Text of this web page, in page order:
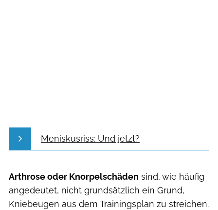
Meniskusriss: Und jetzt?
Arthrose oder Knorpelschäden sind, wie häufig
angedeutet, nicht grundsätzlich ein Grund,
Kniebeugen aus dem Trainingsplan zu streichen.